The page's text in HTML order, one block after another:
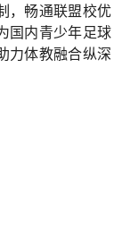
畅通联盟校优
国内青少年足球
力体教融合纵深